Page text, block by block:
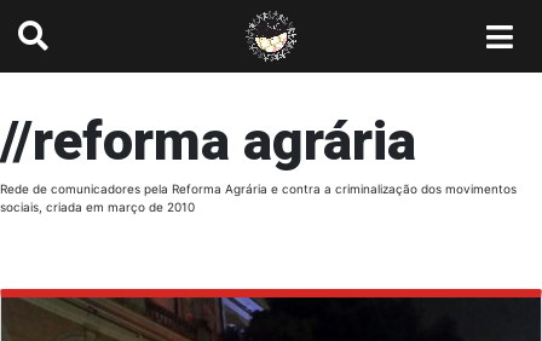
//reforma agrária
Rede de comunicadores pela Reforma Agrária e contra a criminalização dos movimentos
sociais, criada em março de 2010